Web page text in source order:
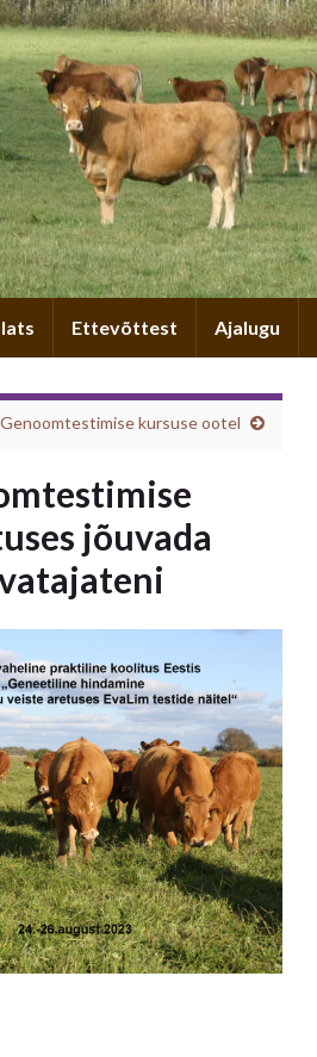
Ettevõttest Ajalugu
Genoomtestimise kursuse ootel
jõuvada